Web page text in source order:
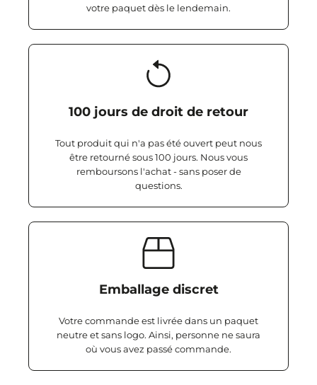
votre paquet dès le lendemain.
100 jours de droit de retour
Tout produit qui n'a pas été ouvert peut nous
être retourné sous 100 jours. Nous vous
remboursons l'achat - sans poser de
questions.
Emballage discret
Votre commande est livrée dans un paquet
neutre et sans logo. Ainsi, personne ne saura
où vous avez passé commande.